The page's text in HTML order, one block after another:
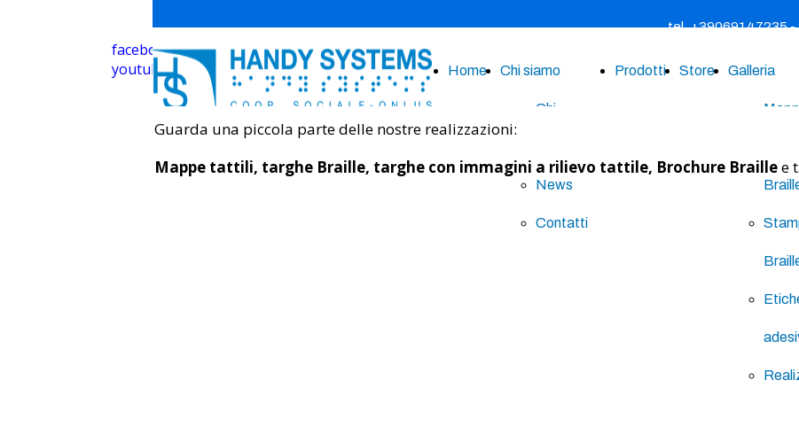
tel. +39069147235-
facebook
youtube
Home Chi siamo
Chi
News
Contatti
Prodotti Store Galleria
Guarda una piccola parte delle nostre realizzazioni:
Mappe tattili, targhe Braille, targhe con immagini a rilievo tattile, Brochure Braillee